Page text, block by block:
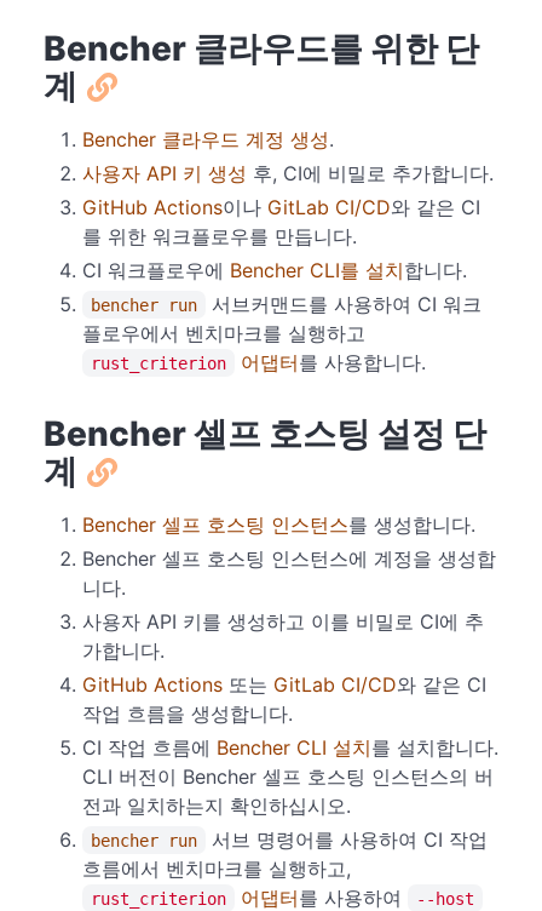
Bencher 클라우드를 위한 단
계
Bencher 클라우드 계정 생성.
사용자 API 키 생성 후, CI에 비밀로 추가합니다.
GitHub Actions이나 GitLab CI/CD와 같은 CI
를 위한 워크플로우를 만듭니다.
CI 워크플로우에 Bencher CLI를 설치합니다.
bencher run
서브커맨드를 사용하여 CI 워크
플로우에서 벤치마크를 실행하고
rust_criterion 어댑터를 사용합니다.
Bencher 셀프 호스팅 설정 단
계
Bencher 셀프 호스팅 인스턴스를 생성합니다.
Bencher 셀프 호스팅 인스턴스에 계정을 생성합
니다.
사용자 API 키를 생성하고 이를 비밀로 CI에 추
가합니다.
GitHub Actions 또는 GitLab CI/CD와 같은 CI
작업 흐름을 생성합니다.
CI 작업 흐름에 Bencher CLI 설치를 설치합니다.
CLI 버전이 Bencher 셀프 호스팅 인스턴스의 버
전과 일치하는지 확인하십시오.
bencher run
서브 명령어를 사용하여 CI 작업
흐름에서 벤치마크를 실행하고,
rust_criterion 어댑터를 사용하여 --host